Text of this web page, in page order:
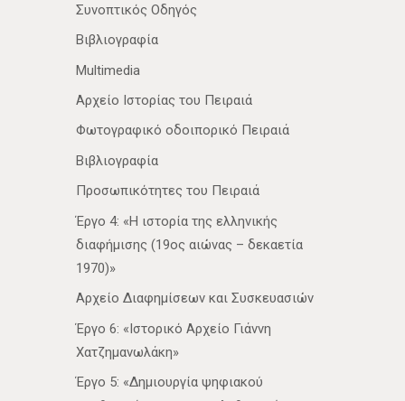
Συνοπτικός Οδηγός
Βιβλιογραφία
Multimedia
Αρχείο Ιστορίας του Πειραιά
Φωτογραφικό οδοιπορικό Πειραιά
Βιβλιογραφία
Προσωπικότητες του Πειραιά
Έργο 4: «Η ιστορία της ελληνικής
διαφήμισης (19ος αιώνας – δεκαετία
1970)»
Αρχείο Διαφημίσεων και Συσκευασιών
Έργο 6: «Ιστορικό Αρχείο Γιάννη
Χατζημανωλάκη»
Έργο 5: «Δημιουργία ψηφιακού